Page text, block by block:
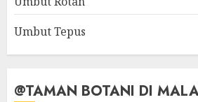
Umbut Tepus
@TAMAN BOTANI DI